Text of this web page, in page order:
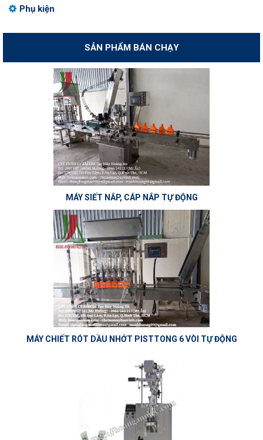
Phụ kiện
SẢN PHẨM BÁN CHẠY
MÁY SIẾT NẮP, CÁP NẮP TỰ ĐỘNG
MÁY CHIẾT RÓT DẦU NHỚT PISTTONG 6 VÒI TỰ ĐỘNG